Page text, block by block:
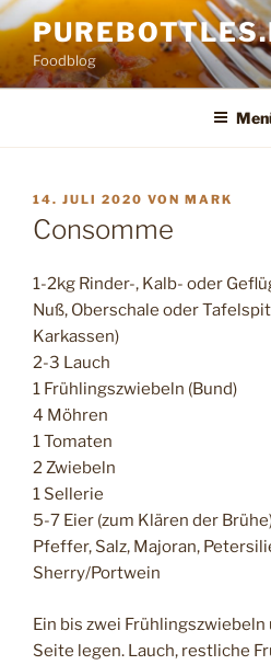
Zum
Inhalt
springenFoodblog
VERÖFFENTLICHT
AM
14. JULI 2020 VON MARK
Consomme
1-2kg Rinder-, Kalb- oder
Nuß, Oberschale oder
Karkassen)
2-3 Lauch
1 Frühlingszwiebeln (Bund)
4 Möhren
1 Tomaten
2 Zwiebeln
1 Sellerie
5-7 Eier (zum Klären der
Pfeffer, Salz, Majoran,
Sherry/Portwein
Ein bis zwei
Seite legen. Lauch, restliche